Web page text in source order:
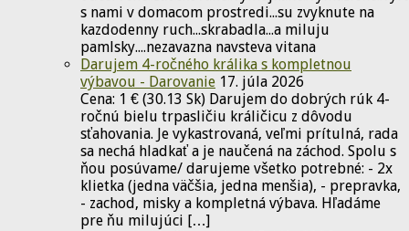
s nami v domacom prostredi...su zvyknute na
kazdodenny ruch...skrabadla...a miluju
pamlsky....nezavazna navsteva vitana
Darujem 4-ročného králika s kompletnou
výbavou - Darovanie 17. júla 2026
Cena: 1 € (30.13 Sk) Darujem do dobrých rúk 4-
ročnú bielu trpasličiu králičicu z dôvodu
sťahovania. Je vykastrovaná, veľmi prítulná, rada
sa nechá hladkať a je naučená na záchod. Spolu s
ňou posúvame/ darujeme všetko potrebné: - 2x
klietka (jedna väčšia, jedna menšia), - prepravka,
- zachod, misky a kompletná výbava. Hľadáme
pre ňu milujúci […]